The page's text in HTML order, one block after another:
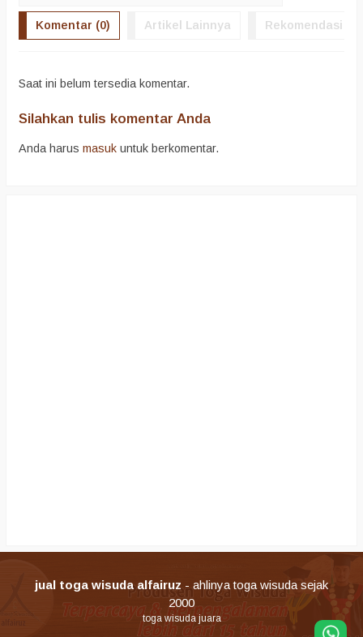
Komentar (0) Artikel Lainnya Rekomendasi
Saat ini belum tersedia komentar.
Silahkan tulis komentar Anda
Anda harus masuk untuk berkomentar.
jual toga wisuda alfairuz - ahlinya toga wisuda sejak
2000
toga wisuda juara